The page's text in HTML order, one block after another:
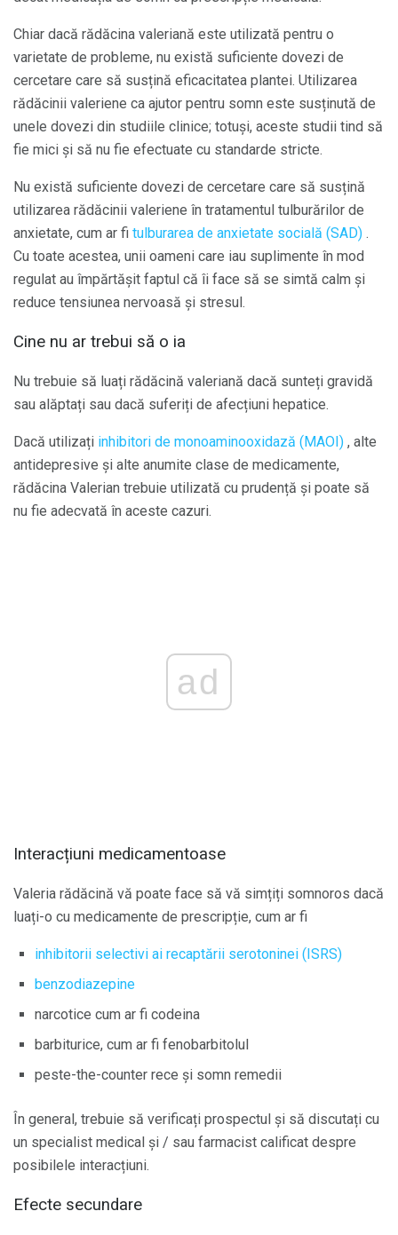
Chiar dacă rădăcina valeriană este utilizată pentru o
varietate de probleme, nu există suficiente dovezi de
cercetare care să susțină eficacitatea plantei. Utilizarea
rădăcinii valeriene ca ajutor pentru somn este susținută de
unele dovezi din studiile clinice; totuși, aceste studii tind să
fie mici și să nu fie efectuate cu standarde stricte.
Nu există suficiente dovezi de cercetare care să susțină
utilizarea rădăcinii valeriene în tratamentul tulburărilor de
anxietate, cum ar fi tulburarea de anxietate socială (SAD) .
Cu toate acestea, unii oameni care iau suplimente în mod
regulat au împărtășit faptul că îi face să se simtă calm și
reduce tensiunea nervoasă și stresul.
Cine nu ar trebui să o ia
Nu trebuie să luați rădăcină valeriană dacă sunteți gravidă
sau alăptați sau dacă suferiți de afecțiuni hepatice.
Dacă utilizați inhibitori de monoaminooxidază (MAOI) , alte
antidepresive și alte anumite clase de medicamente,
rădăcina Valerian trebuie utilizată cu prudență și poate să
nu fie adecvată în aceste cazuri.
ad
Interacțiuni medicamentoase
Valeria rădăcină vă poate face să vă simțiți somnoros dacă
luați-o cu medicamente de prescripție, cum ar fi
inhibitorii selectivi ai recaptării serotoninei (ISRS)
benzodiazepine
narcotice cum ar fi codeina
barbiturice, cum ar fi fenobarbitolul
peste-the-counter rece și somn remedii
În general, trebuie să verificați prospectul și să discutați cu
un specialist medical și / sau farmacist calificat despre
posibilele interacțiuni.
Efecte secundare